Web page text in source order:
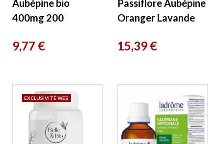
Aubépine bio
400mg 200
Diffusion
Prix
9,77 €
Passiflore Aubépine
Oranger Lavande
10ml Naturland
Prix
15,39 €
EXCLUSIVITÉ WEB